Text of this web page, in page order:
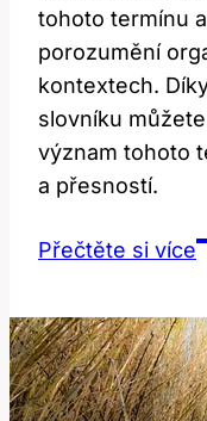
tohoto termínu
porozumění
kontextech.
slovníku
význam tohoto
a přesností.
Přečtěte si více
v